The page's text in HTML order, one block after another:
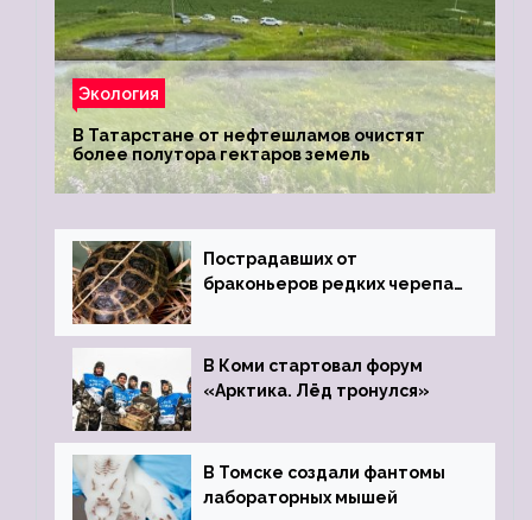
Экология
В Татарстане от нефтешламов очистят
более полутора гектаров земель
Пострадавших от
браконьеров редких черепах
зоопарк
В Коми стартовал форум
«Арктика. Лёд тронулся»
В Томске создали фантомы
лабораторных мышей